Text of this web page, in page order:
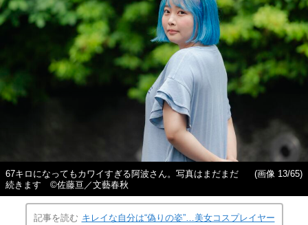
67キロになってもカワイすぎる阿波さん。写真はまだまだ
続きます ©佐藤亘／文藝春秋
(画像 13/65)
記事を読む キレイな自分は“偽りの姿”…美女コスプレイヤー